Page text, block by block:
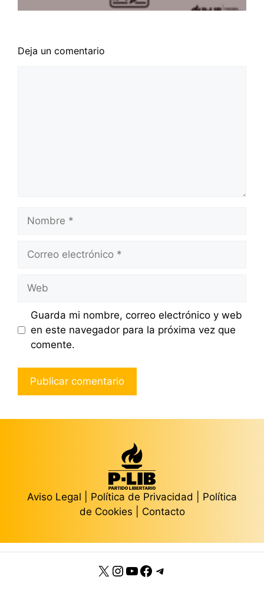
Deja un comentario
Nombre
Correo
Web
Guarda mi nombre, correo electrónico y web
en este navegador para la próxima vez que
comente.
Aviso Legal Política de Privacidad
Política
de Cookies
Contacto